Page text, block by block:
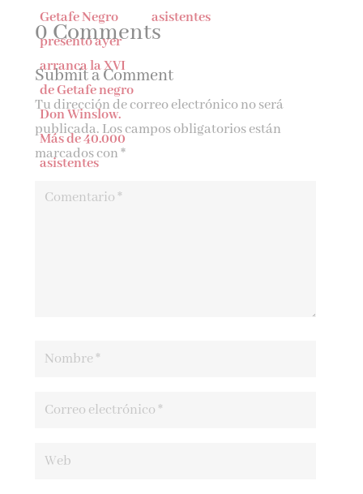
Getafe Negro
decimocuarta
edición
0 Comments
Submit a Comment
Tu dirección de correo electrónico no será
publicada. Los campos obligatorios están
marcados con*